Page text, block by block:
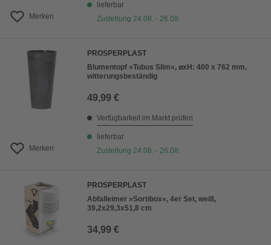
Merken
lieferbar
Zustellung 24.08. - 26.08.
Merken
PROSPERPLAST
Blumentopf »Tubus Slim«, ⌀xH: 400 x 762 mm,
witterungsbeständig
49,99 €
Verfügbarkeit im Markt prüfen
lieferbar
Zustellung 24.08. - 26.08.
PROSPERPLAST
Abfalleimer »Sortibox«, 4er Set, weiß,
39,2x29,3x51,8 cm
34,99 €